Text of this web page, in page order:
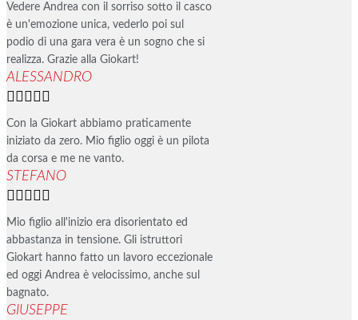
Vedere Andrea con il sorriso sotto il casco
è un'emozione unica, vederlo poi sul
podio di una gara vera è un sogno che si
realizza. Grazie alla Giokart!
ALESSANDRO
    
Con la Giokart abbiamo praticamente
iniziato da zero. Mio figlio oggi è un pilota
da corsa e me ne vanto.
STEFANO
    
Mio figlio all'inizio era disorientato ed
abbastanza in tensione. Gli istruttori
Giokart hanno fatto un lavoro eccezionale
ed oggi Andrea è velocissimo, anche sul
bagnato.
GIUSEPPE